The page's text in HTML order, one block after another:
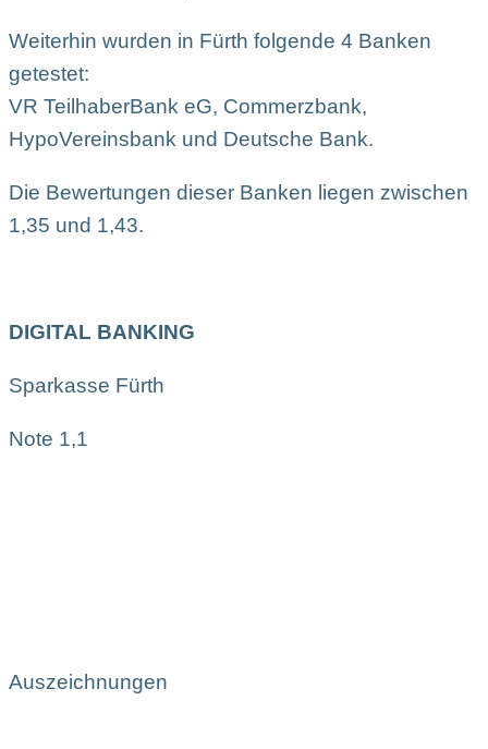
Weiterhin wurden in Fürth folgende 4 Banken
getestet:
VR TeilhaberBank eG, Commerzbank,
HypoVereinsbank und Deutsche Bank.
Die Bewertungen dieser Banken liegen zwischen
1,35 und 1,43.
DIGITAL BANKING
Sparkasse Fürth
Note 1,1
Auszeichnungen